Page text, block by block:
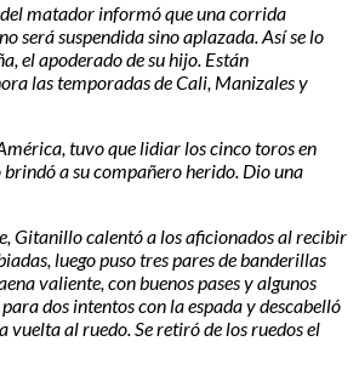
matador informó que una corrida
será suspendida sino aplazada. Así se lo
el apoderado de su hijo. Están
las temporadas de Cali, Manizales y
tuvo que lidiar los cinco toros en
a su compañero herido. Dio una
Gitanillo calentó a los aficionados al recibir
luego puso tres pares de banderillas
valiente, con buenos pases y algunos
dos intentos con la espada y descabelló
al ruedo. Se retiró de los ruedos el